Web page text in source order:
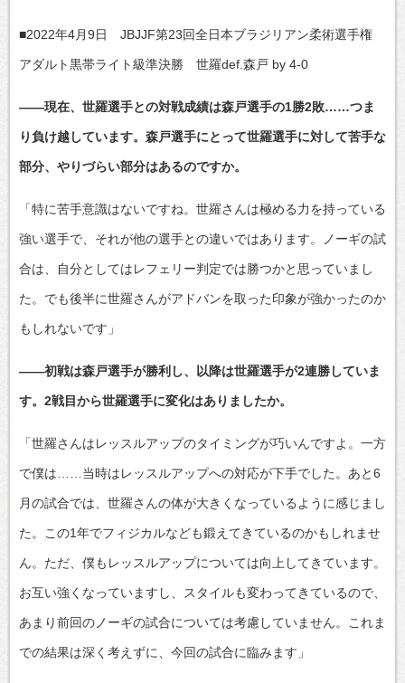
■2022年4月9日 JBJJF第23回全日本ブラジリアン柔術選手権
アダルト黒帯ライト級準決勝 世羅def.森戸 by 4-0
――現在、世羅選手との対戦成績は森戸選手の1勝2敗……つま
り負け越しています。森戸選手にとって世羅選手に対して苦手な
部分、やりづらい部分はあるのですか。
「特に苦手意識はないですね。世羅さんは極める力を持っている
強い選手で、それが他の選手との違いではあります。ノーギの試
合は、自分としてはレフェリー判定では勝つかと思っていまし
た。でも後半に世羅さんがアドバンを取った印象が強かったのか
もしれないです」
――初戦は森戸選手が勝利し、以降は世羅選手が2連勝していま
す。2戦目から世羅選手に変化はありましたか。
「世羅さんはレッスルアップのタイミングが巧いんですよ。一方
で僕は……当時はレッスルアップへの対応が下手でした。あと6
月の試合では、世羅さんの体が大きくなっているように感じまし
た。この1年でフィジカルなども鍛えてきているのかもしれませ
ん。ただ、僕もレッスルアップについては向上してきています。
お互い強くなっていますし、スタイルも変わってきているので、
あまり前回のノーギの試合については考慮していません。これま
での結果は深く考えずに、今回の試合に臨みます」